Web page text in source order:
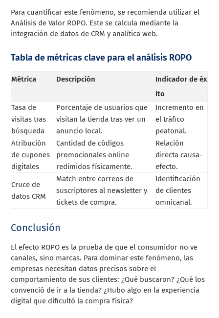
Para cuantificar este fenómeno, se recomienda utilizar el
Análisis de Valor ROPO. Este se calcula mediante la
integración de datos de CRM y analítica web.
Tabla de métricas clave para el análisis ROPO
Métrica Descripción
Indicador de éx
ito
Tasa de
visitas tras
búsqueda
Porcentaje de usuarios que
visitan la tienda tras ver un
anuncio local.
Incremento en
el tráfico
peatonal.
Atribución
de cupones
digitales
Cantidad de códigos
promocionales online
redimidos físicamente.
Relación
directa causa-
efecto.
Cruce de
datos CRM
Match entre correos de
suscriptores al newsletter y
tickets de compra.
Identificación
de clientes
omnicanal.
Conclusión
El efecto ROPO es la prueba de que el consumidor no ve
canales, sino marcas. Para dominar este fenómeno, las
empresas necesitan datos precisos sobre el
comportamiento de sus clientes: ¿Qué buscaron? ¿Qué los
convenció de ir a la tienda? ¿Hubo algo en la experiencia
digital que dificultó la compra física?